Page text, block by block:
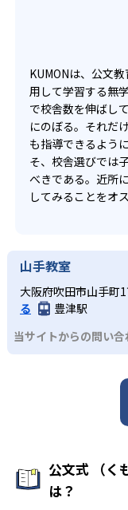
KUMONは、公文
用して学習する無
で校舎数を伸ばし
にのぼる。それだ
も指導できるよう
そ、校舎選びでは
べきである。近所
してみることをオ
山手教室
大阪府吹田市山手町
る
豊津駅
当サイトからの問い
公文式 （く
は？